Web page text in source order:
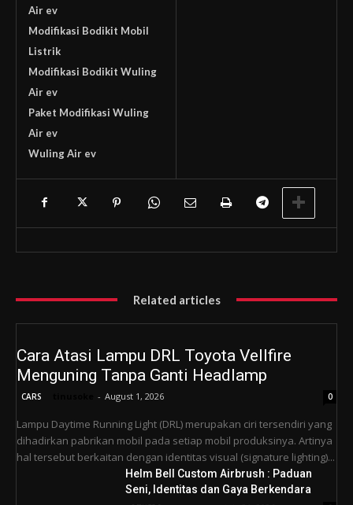
Air ev
Modifikasi Bodikit Mobil
Listrik
Modifikasi Bodikit Wuling
Air ev
Paket Modifikasi Wuling
Air ev
Wuling Air ev
Related articles
Cara Atasi Lampu DRL Toyota Vellfire
Menguning Tanpa Ganti Headlamp
CARS - August 1, 2026 0
Lampu Daytime Running Light (DRL) merupakan ciri tersendiri yang
dihadirkan pabrikan mobil pada setiap mobil produksinya. Artinya
hal tersebut berkaitan dengan identitas visual (signature lighting)...
Helm Bell Custom Airbrush : Paduan
Seni, Identitas dan Gaya Berkendara